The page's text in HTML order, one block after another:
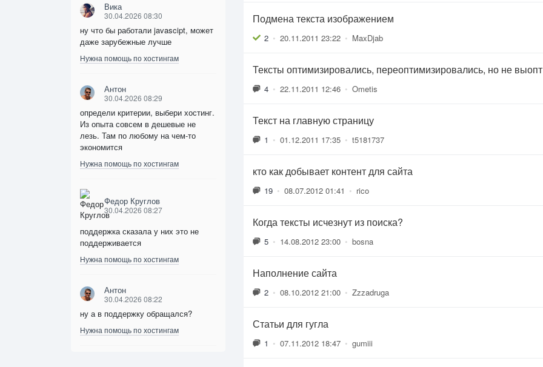
Вика
30.04.2026 08:30
ну что бы работали javascipt, может
даже зарубежные лучше
Нужна помощь по хостингам
Антон
30.04.2026 08:29
определи критерии, выбери хостинг.
Из опыта совсем в дешевые не
лезь. Там по любому на чем-то
экономится
Нужна помощь по хостингам
Федор Круглов
30.04.2026 08:27
поддержка сказала у них это не
поддерживается
Нужна помощь по хостингам
Антон
30.04.2026 08:22
ну а в поддержку обращался?
Нужна помощь по хостингам
Подмена текста изображением
2 • 20.11.2011 23:22 • MaxDjab
Тексты оптимизировались, переоптимизировались, но не
4 • 22.11.2011 12:46 • Ometis
Текст на главную страницу
1 • 01.12.2011 17:35 • t5181737
кто как добывает контент для сайта
19 • 08.07.2012 01:41 • rico
Когда тексты исчезнут из поиска?
5 • 14.08.2012 23:00 • bosna
Наполнение сайта
2 • 08.10.2012 21:00 • Zzzadruga
Статьи для гугла
1 • 07.11.2012 18:47 • gumiii